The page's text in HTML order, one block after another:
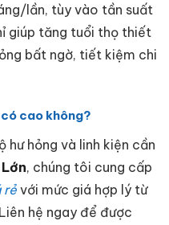
lần, tùy vào tần suất
giúp tăng tuổi thọ thiết
bất ngờ, tiết kiệm chi
cao không?
hư hỏng và linh kiện cần
, chúng tôi cung cấp
rẻ với mức giá hợp lý từ
hệ ngay để được